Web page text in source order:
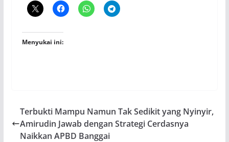
Menyukai ini:
Terbukti Mampu Namun Tak Sedikit yang Nyinyir,
Amirudin Jawab dengan Strategi Cerdasnya
Naikkan APBD Banggai